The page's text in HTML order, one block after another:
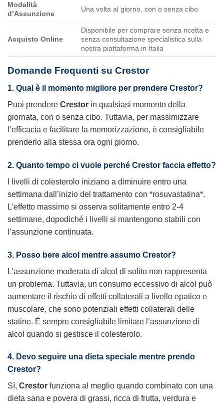
Modalità
d’Assunzione
Una volta al giorno, con o senza cibo
Acquisto Online
Disponibile per comprare senza ricetta e
senza consultazione specialistica sulla
nostra piattaforma in Italia
Domande Frequenti su Crestor
1. Qual è il momento migliore per prendere Crestor?
Puoi prendere Crestor in qualsiasi momento della
giornata, con o senza cibo. Tuttavia, per massimizzare
l’efficacia e facilitare la memorizzazione, è consigliabile
prenderlo alla stessa ora ogni giorno.
2. Quanto tempo ci vuole perché Crestor faccia effetto?
I livelli di colesterolo iniziano a diminuire entro una
settimana dall’inizio del trattamento con *rosuvastatina*.
L’effetto massimo si osserva solitamente entro 2-4
settimane, dopodiché i livelli si mantengono stabili con
l’assunzione continuata.
3. Posso bere alcol mentre assumo Crestor?
L’assunzione moderata di alcol di solito non rappresenta
un problema. Tuttavia, un consumo eccessivo di alcol può
aumentare il rischio di effetti collaterali a livello epatico e
muscolare, che sono potenziali effetti collaterali delle
statine. È sempre consigliabile limitare l’assunzione di
alcol quando si gestisce il colesterolo.
4. Devo seguire una dieta speciale mentre prendo
Crestor?
Sì, Crestor funziona al meglio quando combinato con una
dieta sana e povera di grassi, ricca di frutta, verdura e